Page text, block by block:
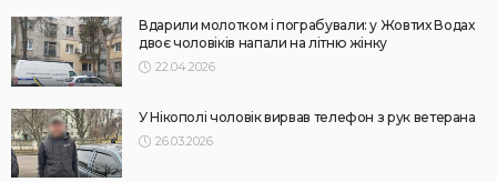
Вдарили молотком і пограбували: у Жовтих Водах
двоє чоловіків напали на літню жінку
22.04.2026
У Нікополі чоловік вирвав телефон з рук ветерана
26.03.2026